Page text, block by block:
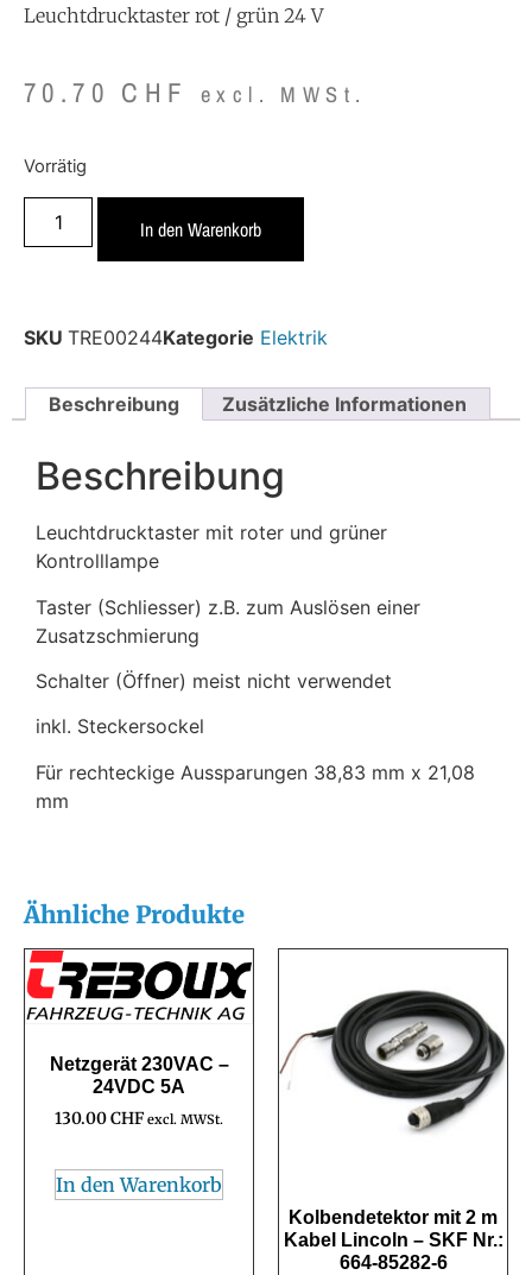
Leuchtdrucktaster rot / grün 24 V
70.70 CHF excl. MWSt.
Vorrätig
In den Warenkorb
SKU TRE00244Kategorie Elektrik
Beschreibung Zusätzliche Informationen
Beschreibung
Leuchtdrucktaster mit roter und grüner
Kontrolllampe
Taster (Schliesser) z.B. zum Auslösen einer
Zusatzschmierung
Schalter (Öffner) meist nicht verwendet
inkl. Steckersockel
Für rechteckige Aussparungen 38,83 mm x 21,08
mm
Ähnliche Produkte
Netzgerät 230VAC –
24VDC 5A
130.00CHF excl. MWSt.
In den Warenkorb
Kolbendetektor mit 2 m
Kabel Lincoln – SKF Nr.:
664-85282-6